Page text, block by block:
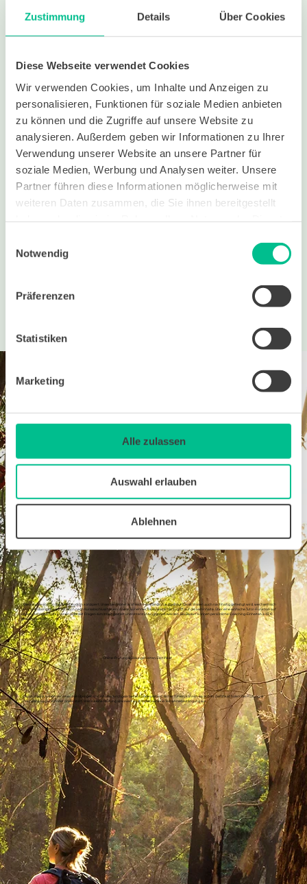
Zustimmung Details Über Cookies
Diese Webseite verwendet Cookies
Wir verwenden Cookies, um Inhalte und Anzeigen zu
personalisieren, Funktionen für soziale Medien anbieten
zu können und die Zugriffe auf unsere Website zu
analysieren. Außerdem geben wir Informationen zu Ihrer
Verwendung unserer Website an unsere Partner für
soziale Medien, Werbung und Analysen weiter. Unsere
Partner führen diese Informationen möglicherweise mit
weiteren Daten zusammen, die Sie ihnen bereitgestellt
Notwendig
Präferenzen
Statistiken
Marketing
Alle zulassen
Auswahl erlauben
Ablehnen
Jetzt Plattform
testen
Nach der Kursbuchung bekommen Ihre Mitarbeiter:innen von uns den Zugang zur Lernplattform und können jederzeit mit dem Kurs starten. Sie lernen ohne Stress mit
2.
Unsere Kurse sind für das Selbststudium konzipiert. Unser Lernmaterial ist leicht verständlich aufgebaut. Damit Wissen auch nachhaltig gefestigt wird, wechseln sich
Lern- und Übungsphasen ab. Auch nach Kursabschluss haben unsere Teilnehmer:innen weiterhin Zugriff auf die Lerninhalte. Über eine einfache Tutor-Funktion auf
unserer Lernplattform können jederzeit Fragen zum Inhalt gestellt und Unterstützung geholt werden. Bei Bedarf können persönliche Coaching-Einheiten à 42 €
gebucht werden.
3.
Online-Prüfung & BildungsWelten-Zertifikat
Sobald unsere Teilnehmer:innen alle Übungen und Inhalte durchgearbeitet haben und sich sicher fühlen, können sie sich ihr Zertifikat holen! Die Prüfung ist
ortsunabhängig und findet online statt. Wenn keine Prüfung absolviert wird, stellen wir eine Teilnahmebestätigung aus.